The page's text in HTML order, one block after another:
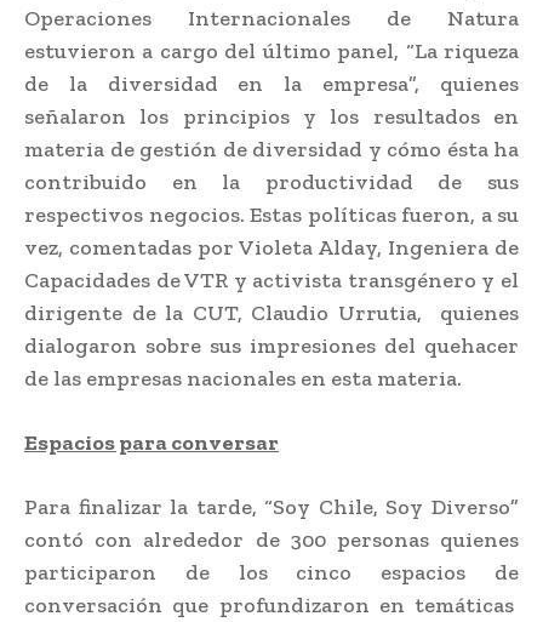
Operaciones Internacionales de Natura
estuvieron a cargo del último panel, “La riqueza
de la diversidad en la empresa”, quienes
señalaron los principios y los resultados en
materia de gestión de diversidad y cómo ésta ha
contribuido en la productividad de sus
respectivos negocios. Estas políticas fueron, a su
vez, comentadas por Violeta Alday, Ingeniera de
Capacidades de VTR y activista transgénero y el
dirigente de la CUT, Claudio Urrutia, quienes
dialogaron sobre sus impresiones del quehacer
de las empresas nacionales en esta materia.
Espacios para conversar
Para finalizar la tarde, “Soy Chile, Soy Diverso”
contó con alrededor de 300 personas quienes
participaron de los cinco espacios de
conversación que profundizaron en temáticas